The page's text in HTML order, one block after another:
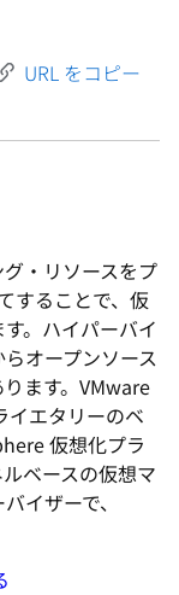
URL をコピー
・リソースをプ
することで、仮
。ハイパーバイ
オープンソース
ます。VMware
イエタリーのベ
仮想化プラ
ベースの仮想マ
イザーで、